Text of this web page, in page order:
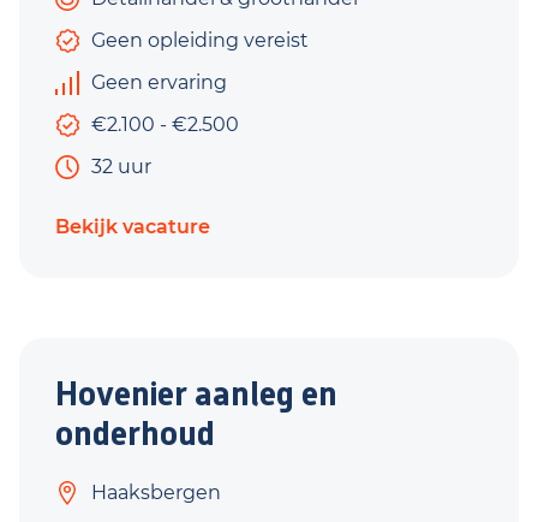
Geen opleiding vereist
Geen ervaring
€2.100 - €2.500
32 uur
Bekijk vacature
Hovenier aanleg en
onderhoud
Haaksbergen